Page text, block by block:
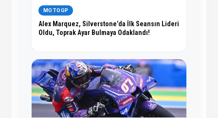
MOTOGP
Alex Marquez, Silverstone’da İlk Seansın Lideri
Oldu, Toprak Ayar Bulmaya Odaklandı!